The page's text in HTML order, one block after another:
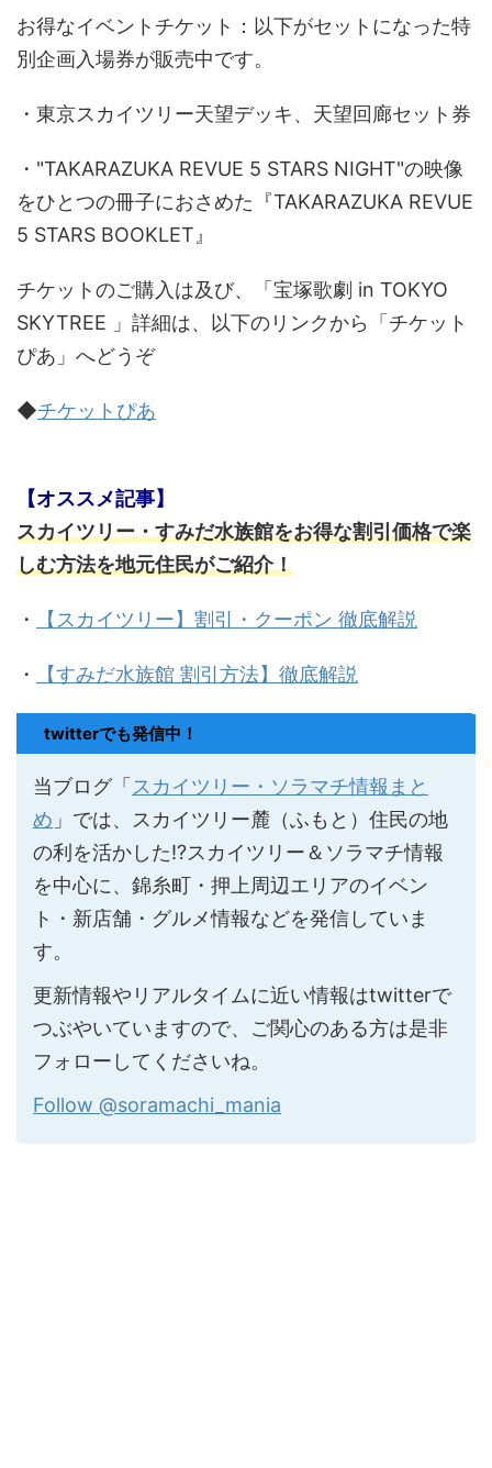
お得なイベントチケット：以下がセットになった特
別企画入場券が販売中です。
・東京スカイツリー天望デッキ、天望回廊セット券
・"TAKARAZUKA REVUE 5 STARS NIGHT"の映像
をひとつの冊子におさめた『TAKARAZUKA REVUE
5 STARS BOOKLET』
チケットのご購入は及び、「宝塚歌劇 in TOKYO
SKYTREE 」詳細は、以下のリンクから「チケット
ぴあ」へどうぞ
◆チケットぴあ
【オススメ記事】
スカイツリー・すみだ水族館をお得な割引価格で楽
しむ方法を地元住民がご紹介！
・ 【スカイツリー】割引・クーポン 徹底解説
・ 【すみだ水族館 割引方法】徹底解説
twitterでも発信中！
当ブログ「 スカイツリー・ソラマチ情報まと
め 」では、スカイツリー麓（ふもと）住民の地
の利を活かした!?スカイツリー＆ソラマチ情報
を中心に、錦糸町・押上周辺エリアのイベン
ト・新店舗・グルメ情報などを発信していま
す。
更新情報やリアルタイムに近い情報はtwitterで
つぶやいていますので、ご関心のある方は是非
フォローしてくださいね。
Follow @soramachi_mania